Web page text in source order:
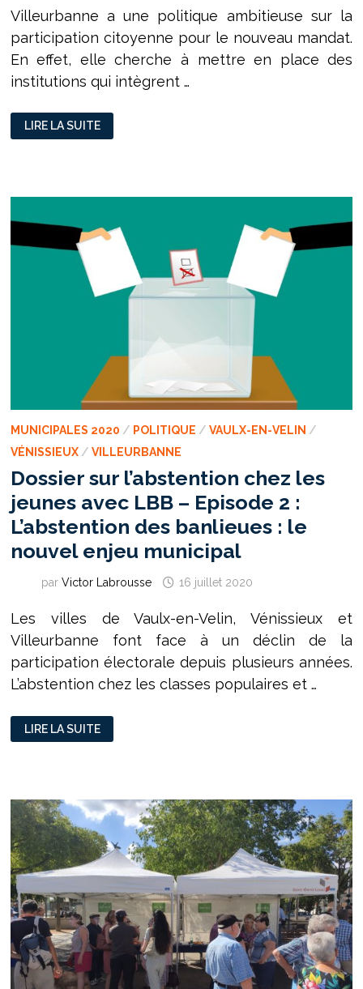
Villeurbanne a une politique ambitieuse sur la
participation citoyenne pour le nouveau mandat.
En effet, elle cherche à mettre en place des
institutions qui intègrent …
DOSSIER
SUR
LA
LBB
ÉPISODE
:
PARTICIPATION
CITOYENNE
VILLEURBANNE
LIRE LA SUITE
MUNICIPALES 2020 / POLITIQUE / VAULX-EN-VELIN /
VÉNISSIEUX/ VILLEURBANNE
Dossier sur l’abstention chez les
jeunes avec LBB – Episode 2 :
L’abstention des banlieues : le
nouvel enjeu municipal
par Victor Labrousse 16 juillet 2020
Les villes de Vaulx-en-Velin, Vénissieux et
Villeurbanne font face à un déclin de la
participation électorale depuis plusieurs années.
L’abstention chez les classes populaires et …
DOSSIER
SUR
L’ABSTENTION
LBB
–
EPISODE
2
:
L’ABSTENTION
DES
BANLIEUES
:
LE
NOUVEL
ENJEU
MUNICIPAL
LIRE LA SUITE